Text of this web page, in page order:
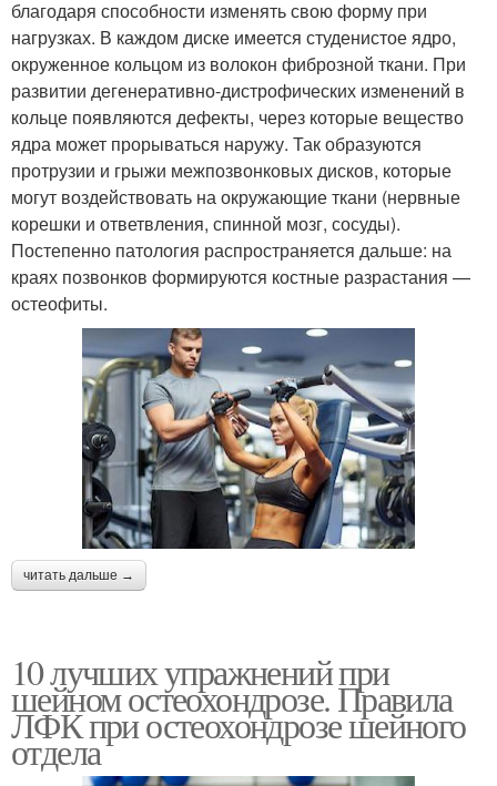
благодаря способности изменять свою форму при
нагрузках. В каждом диске имеется студенистое ядро,
окруженное кольцом из волокон фиброзной ткани. При
развитии дегенеративно-дистрофических изменений в
кольце появляются дефекты, через которые вещество
ядра может прорываться наружу. Так образуются
протрузии и грыжи межпозвонковых дисков, которые
могут воздействовать на окружающие ткани (нервные
корешки и ответвления, спинной мозг, сосуды).
Постепенно патология распространяется дальше: на
краях позвонков формируются костные разрастания —
остеофиты.
читать дальше →
10 лучших упражнений при
шейном остеохондрозе. Правила
ЛФК при остеохондрозе шейного
отдела